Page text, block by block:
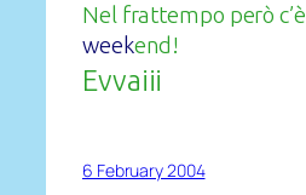
Nel frattempo però c’è
weekend!
Evvaiii
6 February 2004